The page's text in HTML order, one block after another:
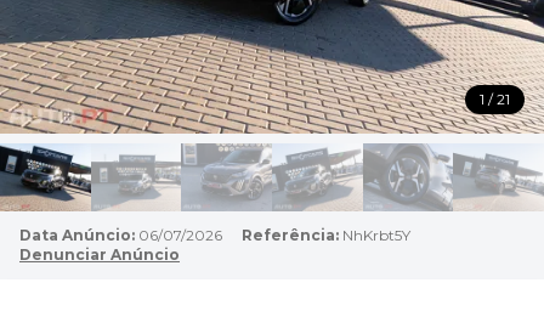
1 / 21
Data Anúncio: 06/07/2026 Referência: NhKrbt5Y
Denunciar Anúncio